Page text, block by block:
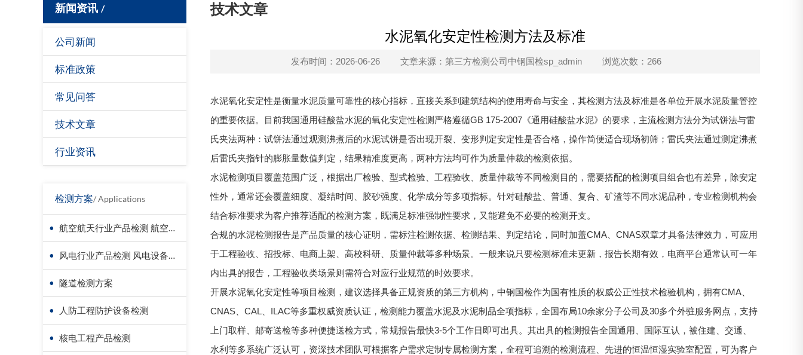
新闻资讯 /
公司新闻
标准政策
常见问答
技术文章
行业资讯
检测方案/ Applications
• 航空航天行业产品检测 航空器材料检测
• 风电行业产品检测 风电设备材料检测
• 隧道检测方案
• 人防工程防护设备检测
• 核电工程产品检测
技术文章
水泥氧化安定性检测方法及标准
发布时间：2026-06-26 文章来源：第三方检测公司中钢国检sp_admin 浏览次数：266
水泥氧化安定性是衡量水泥质量可靠性的核心指标，直接关系到建筑结构的使用寿命与安全，其检测方法及标准是各单位开展水泥质量管控
的重要依据。目前我国通用硅酸盐水泥的氧化安定性检测严格遵循GB 175-2007《通用硅酸盐水泥》的要求，主流检测方法分为试饼法与雷
氏夹法两种：试饼法通过观测沸煮后的水泥试饼是否出现开裂、变形判定安定性是否合格，操作简便适合现场初筛；雷氏夹法通过测定沸煮
后雷氏夹指针的膨胀量数值判定，结果精准度更高，两种方法均可作为质量仲裁的检测依据。
水泥检测项目覆盖范围广泛，根据出厂检验、型式检验、工程验收、质量仲裁等不同检测目的，需要搭配的检测项目组合也有差异，除安定
性外，通常还会覆盖细度、凝结时间、胶砂强度、化学成分等多项指标。针对硅酸盐、普通、复合、矿渣等不同水泥品种，专业检测机构会
结合标准要求为客户推荐适配的检测方案，既满足标准强制性要求，又能避免不必要的检测开支。
合规的水泥检测报告是产品质量的核心证明，需标注检测依据、检测结果、判定结论，同时加盖CMA、CNAS双章才具备法律效力，可应用
于工程验收、招投标、电商上架、高校科研、质量仲裁等多种场景。一般来说只要检测标准未更新，报告长期有效，电商平台通常认可一年
内出具的报告，工程验收类场景则需符合对应行业规范的时效要求。
开展水泥氧化安定性等项目检测，建议选择具备正规资质的第三方机构，中钢国检作为国有性质的权威公正性技术检验机构，拥有CMA、
CNAS、CAL、ILAC等多重权威资质认证，检测能力覆盖水泥及水泥制品全项指标，全国布局10余家分子公司及30多个外驻服务网点，支持
上门取样、邮寄送检等多种便捷送检方式，常规报告最快3-5个工作日即可出具。其出具的检测报告全国通用、国际互认，被住建、交通、
水利等多系统广泛认可，资深技术团队可根据客户需求定制专属检测方案，全程可追溯的检测流程、先进的恒温恒湿实验室配置，可为客户